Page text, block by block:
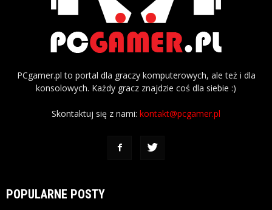
PCgamer.pl to portal dla graczy komputerowych, ale też i dla
konsolowych. Każdy gracz znajdzie coś dla siebie :)
Skontaktuj się z nami: kontakt@pcgamer.pl
POPULARNE POSTY